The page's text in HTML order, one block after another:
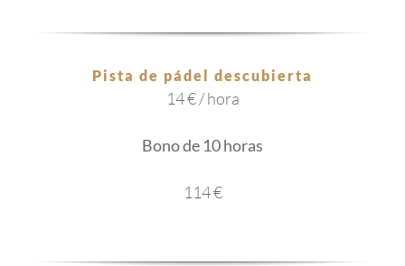
Pista de pádel descubierta
14 € / hora
Bono de 10 horas
114 €